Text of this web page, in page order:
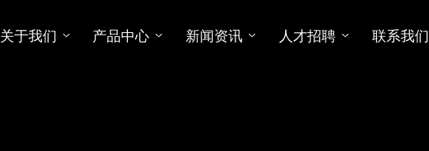
关于我们 产品中心 新闻资讯 人才招聘 联系我们